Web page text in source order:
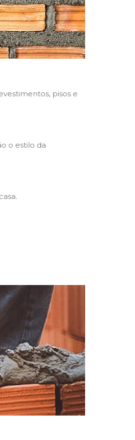
pisos e
o estilo da